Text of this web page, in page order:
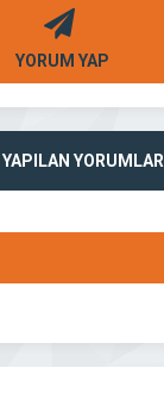
YORUM YAP
YORUMLAR